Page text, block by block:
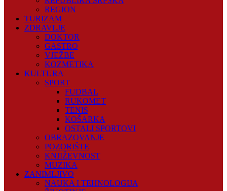
REGION
TURIZAM
ZDRAVLJE
DOKTOR
GASTRO
VJEŽBE
KOZMETIKA
KULTURA
SPORT
FUDBAL
RUKOMET
TENIS
KOŠARKA
OSTALI SPORTOVI
OBRAZOVANJE
POZORIŠTE
KNJIŽEVNOST
MUZIKA
ZANIMLJIVO
NAUKA I TEHNOLOGIJA